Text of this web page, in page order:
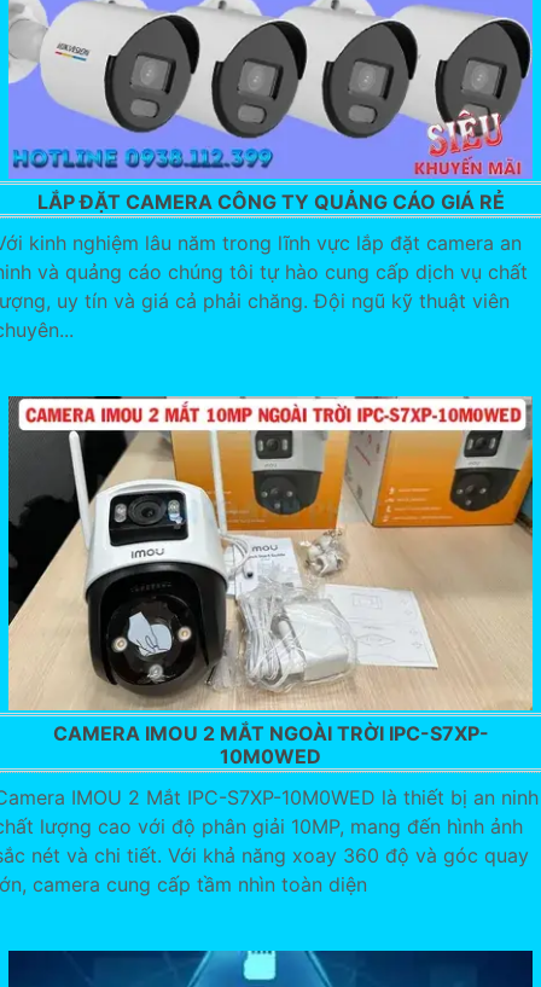
LẮP ĐẶT CAMERA CÔNG TY QUẢNG CÁO GIÁ RẺ
kinh nghiệm lâu năm trong lĩnh vực lắp đặt camera an
và quảng cáo chúng tôi tự hào cung cấp dịch vụ chất
uy tín và giá cả phải chăng. Đội ngũ kỹ thuật viên
CAMERA IMOU 2 MẮT NGOÀI TRỜI IPC-S7XP-
10M0WED
IMOU 2 Mắt IPC-S7XP-10M0WED là thiết bị an ninh
lượng cao với độ phân giải 10MP, mang đến hình ảnh
nét và chi tiết. Với khả năng xoay 360 độ và góc quay
camera cung cấp tầm nhìn toàn diện